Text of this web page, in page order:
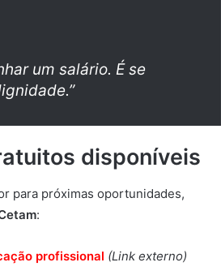
um salário. É se
disponíveis
para próximas oportunidades,
:
profissional (Link externo)